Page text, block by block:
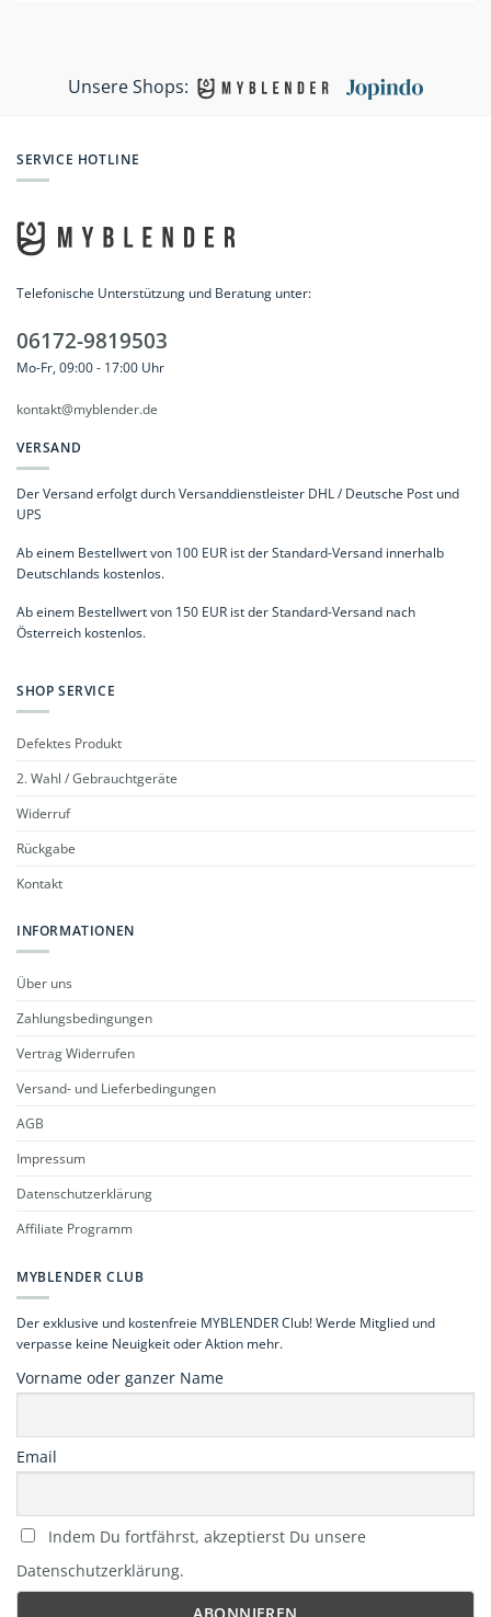
Unsere Shops:
SERVICE HOTLINE
Telefonische Unterstützung und Beratung unter:
06172-9819503
Mo-Fr, 09:00 - 17:00 Uhr
kontakt@myblender.de
VERSAND
Der Versand erfolgt durch Versanddienstleister DHL / Deutsche Post und
UPS
Ab einem Bestellwert von 100 EUR ist der Standard-Versand innerhalb
Deutschlands kostenlos.
Ab einem Bestellwert von 150 EUR ist der Standard-Versand nach
Österreich kostenlos.
SHOP SERVICE
Defektes Produkt
2. Wahl / Gebrauchtgeräte
Widerruf
Rückgabe
Kontakt
INFORMATIONEN
Über uns
Zahlungsbedingungen
Vertrag Widerrufen
Versand- und Lieferbedingungen
AGB
Impressum
Datenschutzerklärung
Affiliate Programm
MYBLENDER CLUB
Der exklusive und kostenfreie MYBLENDER Club! Werde Mitglied und
verpasse keine Neuigkeit oder Aktion mehr.
Vorname oder ganzer Name
Email
Indem Du fortfährst, akzeptierst Du unsere
Datenschutzerklärung.